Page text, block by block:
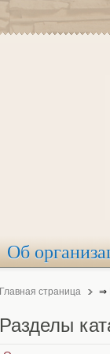
Об
Главная страница ⇒
Разделы